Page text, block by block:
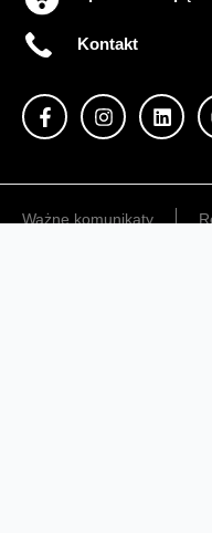
Kontakt
Ważne komunikaty